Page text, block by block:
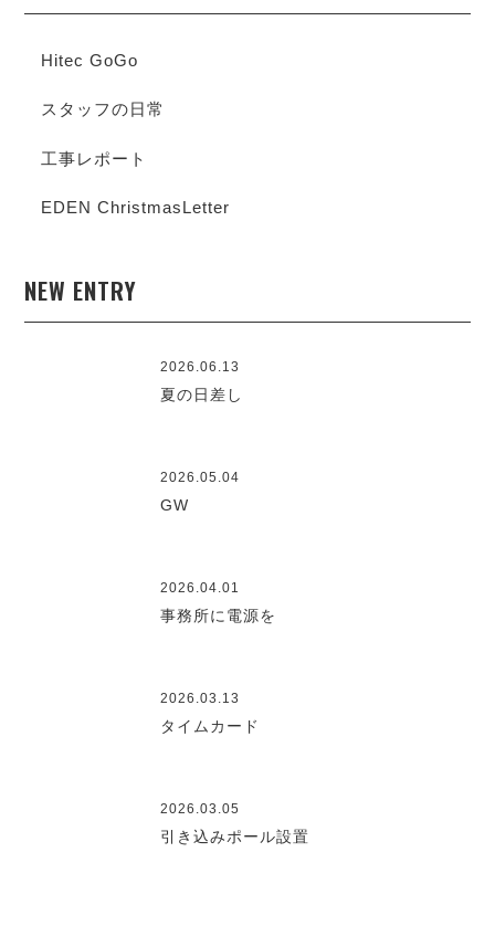
Hitec GoGo
スタッフの日常
工事レポート
EDEN ChristmasLetter
NEW ENTRY
2026.06.13
夏の日差し
2026.05.04
GW
2026.04.01
事務所に電源を
2026.03.13
タイムカード
2026.03.05
引き込みポール設置